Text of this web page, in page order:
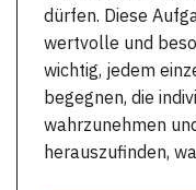
dürfen. Diese
wertvolle und
wichtig, jedem
begegnen, die
wahrzunehmen
herauszufinden,